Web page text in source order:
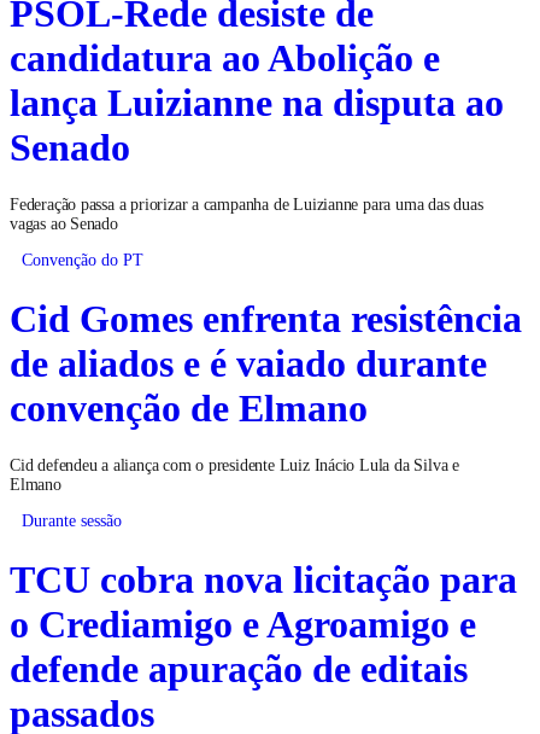
PSOL-Rede desiste de
candidatura ao Abolição e
lança Luizianne na disputa ao
Senado
Federação passa a priorizar a campanha de Luizianne para uma das duas
vagas ao Senado
Convenção do PT
Cid Gomes enfrenta resistência
de aliados e é vaiado durante
convenção de Elmano
Cid defendeu a aliança com o presidente Luiz Inácio Lula da Silva e
Elmano
Durante sessão
TCU cobra nova licitação para
o Crediamigo e Agroamigo e
defende apuração de editais
passados